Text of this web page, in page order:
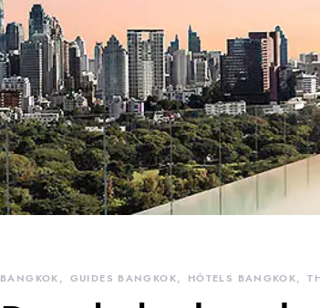
BANGKOK GUIDES BANGKOK HÔTELS BANGKOK